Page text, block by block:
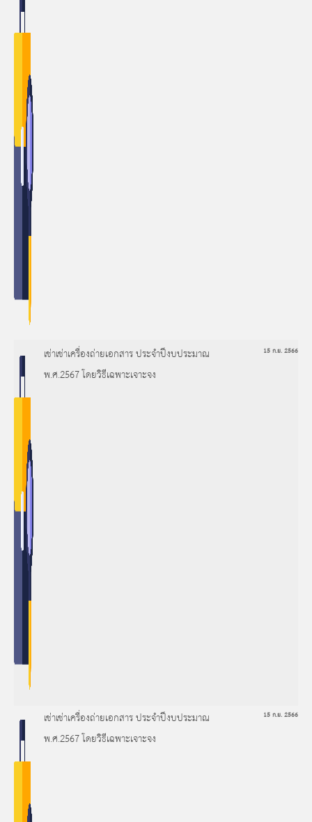
เช่าเช่าเครื่องถ่ายเอกสาร ประจำปีงบประมาณ
พ.ศ.2567 โดยวิธีเฉพาะเจาะจง
15 ก.ย. 2566
เช่าเช่าเครื่องถ่ายเอกสาร ประจำปีงบประมาณ
พ.ศ.2567 โดยวิธีเฉพาะเจาะจง
15 ก.ย. 2566